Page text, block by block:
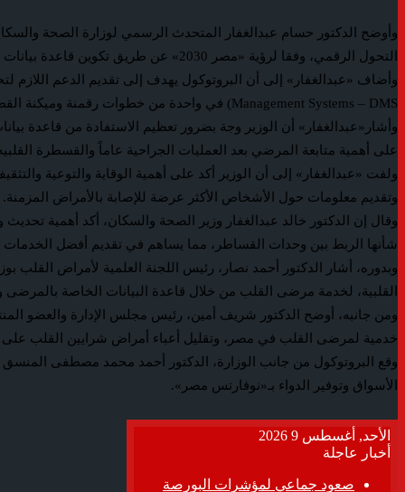
وأوضح الدكتور حسام عبدالغفار المتحدث الرسمي لوزارة الصحة
التحول الرقمي، وفقا لرؤية «مصر 2030» عن طريق تكوين قاعدة بيانات لخدمات مميكنة بالكامل لتقديم أفضل الخدمات الصحية للمريض المصري، ضمن المبادرة الرئاسية للقضاء على قوائم الانتظار.
Management Systems – DMS) في واحدة من خطوات رقمنة وميكنة القطاع الصحي في مصر.
وأشار«عبدالغفار» أن الوزير وجة بضرور تعظيم الاستفادة من قاعدة
على أهمية متابعة المرضي بعد العمليات الجراحية عاماً والقسطرة
ولفت «عبدالغفار» إلى أن الوزير أكد على أهمية الوقاية والتوعية
وتقديم معلومات حول الأشخاص الأكثر عرضة للإصابة بالأمراض المزمنة.
وقال إن الدكتور خالد عبدالغفار وزير الصحة والسكان، أكد أهمية
شأنها الربط بين وحدات القساطر، مما يساهم في تقديم أفضل
وبدوره، أشار الدكتور أحمد نصار، رئيس اللجنة العلمية لأمراض القلب
القلبية، لخدمة مرضى القلب من خلال قاعدة البيانات الخاصة
ومن جانبه، أوضح الدكتور شريف أمين، رئيس مجلس الإدارة والعضو
خدمية لمرضى القلب في مصر، وتقليل أعباء أمراض شرايين القلب
وقع البروتوكول من جانب الوزارة، الدكتور أحمد محمد مصطفى
الأسواق وتوفير الدواء بـ«نوفارتس مصر».